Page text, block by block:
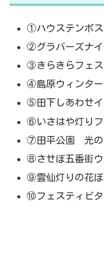
①ハウステンボス
②グラバーズナ
③きらきらフェス
④島原ウィンタ
⑤田下しあわせ
⑥いさはや灯りフ
⑦田平公園 光の
⑧させぼ五番街ウ
⑨雲仙灯りの花ぼ
⑩フェスティビ